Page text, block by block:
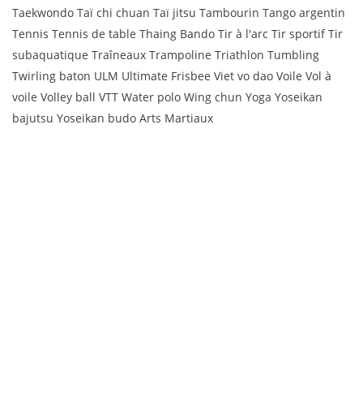
Taekwondo Taï chi chuan Taï jitsu Tambourin Tango argentin
Tennis Tennis de table Thaing Bando Tir à l'arc Tir sportif Tir
subaquatique Traîneaux Trampoline Triathlon Tumbling
Twirling baton ULM Ultimate Frisbee Viet vo dao Voile Vol à
voile Volley ball VTT Water polo Wing chun Yoga Yoseikan
bajutsu Yoseikan budo Arts Martiaux